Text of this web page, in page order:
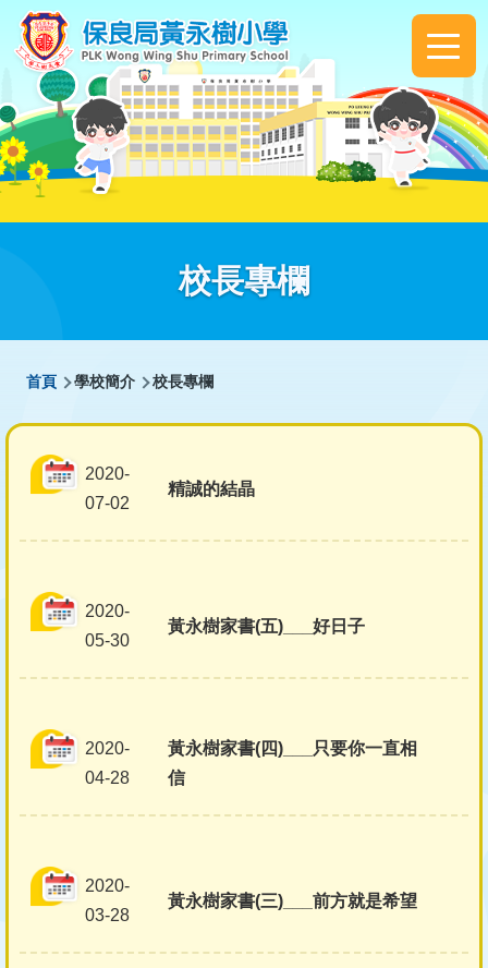
移至主內容
Main
校長專欄
導
航
連
結
首頁 學校簡介 校長專欄
2020-
07-02
精誠的結晶
2020-
05-30
黃永樹家書(五)___好日子
2020-
04-28
黃永樹家書(四)___只要你一直相
信
2020-
03-28
黃永樹家書(三)___前方就是希望